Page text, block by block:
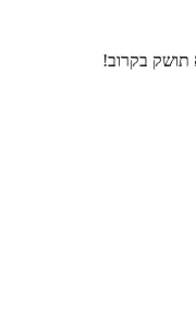
תושק בקרוב!